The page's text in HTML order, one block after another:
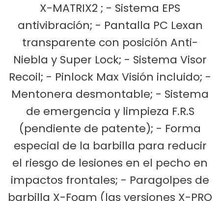
X-MATRIX2 ; - Sistema EPS
antivibración; - Pantalla PC Lexan
transparente con posición Anti-
Niebla y Super Lock; - Sistema Visor
Recoil; - Pinlock Max Visión incluido; -
Mentonera desmontable; - Sistema
de emergencia y limpieza F.R.S
(pendiente de patente); - Forma
especial de la barbilla para reducir
el riesgo de lesiones en el pecho en
impactos frontales; - Paragolpes de
barbilla X-Foam (las versiones X-PRO